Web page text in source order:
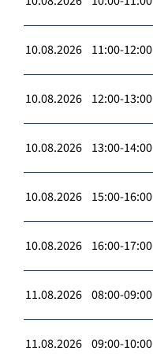
10.08.2026 11:00-12:00
10.08.2026 12:00-13:00
10.08.2026 13:00-14:00
10.08.2026 15:00-16:00
10.08.2026 16:00-17:00
11.08.2026 08:00-09:00
11.08.2026 09:00-10:00